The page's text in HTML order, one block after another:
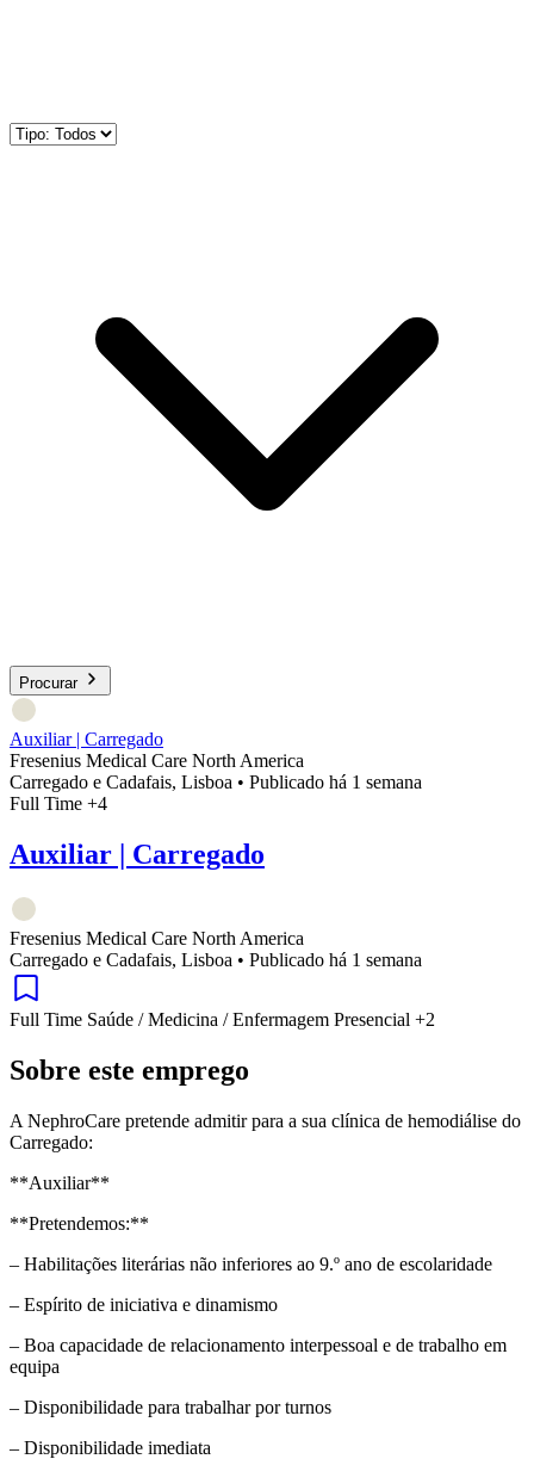
Procurar
Auxiliar | Carregado
Fresenius Medical Care North America
Carregado e Cadafais, Lisboa • Publicado há 1 semana
Full Time +4
Auxiliar | Carregado
Fresenius Medical Care North America
Carregado e Cadafais, Lisboa • Publicado há 1 semana
Full Time Saúde / Medicina / Enfermagem Presencial +2
Sobre este emprego
A NephroCare pretende admitir para a sua clínica de hemodiálise do
Carregado:
**Auxiliar**
**Pretendemos:**
– Habilitações literárias não inferiores ao 9.º ano de escolaridade
– Espírito de iniciativa e dinamismo
– Boa capacidade de relacionamento interpessoal e de trabalho em
equipa
– Disponibilidade para trabalhar por turnos
– Disponibilidade imediata